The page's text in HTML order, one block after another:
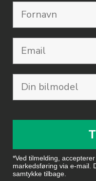
Email
*Ved tilmelding,
markedsføring via e-mail.
samtykke tilbage.